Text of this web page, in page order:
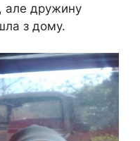
але дружину
з дому.